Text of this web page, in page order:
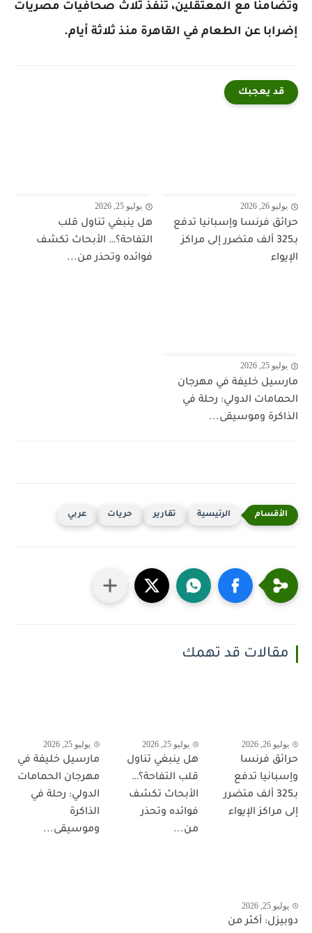
وتضامنا مع المعتقلين، تنفذ ثلاث صحافيات مصريات
إضرابا عن الطعام في القاهرة منذ ثلاثة أيام.
قد يعجبك
يوليو 26, 2026
حرائق فرنسا وإسبانيا تدفع
بـ325 ألف متضرر إلى مراكز
الإيواء
يوليو 25, 2026
هل ينبغي تناول قلب
التفاحة؟… الأبحاث تكشف
فوائده وتحذر من...
يوليو 25, 2026
مارسيل خليفة في مهرجان
الحمامات الدولي: رحلة في
الذاكرة وموسيقى...
الرئيسية تقارير حريات عربي
مقالات قد تهمك
يوليو 26, 2026
حرائق فرنسا
وإسبانيا تدفع
بـ325 ألف متضرر
إلى مراكز الإيواء
يوليو 25, 2026
هل ينبغي تناول
قلب التفاحة؟…
الأبحاث تكشف
فوائده وتحذر
من...
يوليو 25, 2026
مارسيل خليفة في
مهرجان الحمامات
الدولي: رحلة في
الذاكرة
وموسيقى...
يوليو 25, 2026
دوبيزل: أكثر من